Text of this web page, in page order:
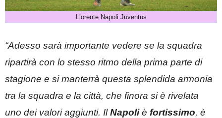
Llorente Napoli Juventus
“Adesso sarà importante vedere se la squadra
ripartirà con lo stesso ritmo della prima parte di
stagione e si manterrà questa splendida armonia
tra la squadra e la città, che finora si è rivelata
uno dei valori aggiunti. IlNapoliè fortissimo, è